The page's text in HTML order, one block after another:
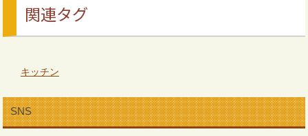
関連タグ
キッチン
SNS